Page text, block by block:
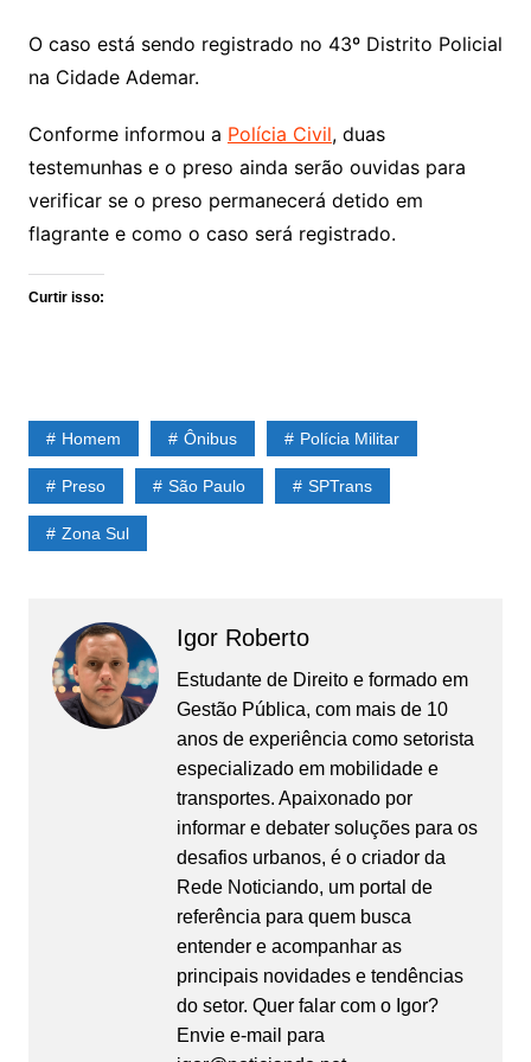
O caso está sendo registrado no 43º Distrito Policial
na Cidade Ademar.
Conforme informou a Polícia Civil, duas
testemunhas e o preso ainda serão ouvidas para
verificar se o preso permanecerá detido em
flagrante e como o caso será registrado.
Curtir isso:
Homem Ônibus Polícia Militar
Preso São Paulo SPTrans
Zona Sul
Igor Roberto
Estudante de Direito e formado em
Gestão Pública, com mais de 10
anos de experiência como setorista
especializado em mobilidade e
transportes. Apaixonado por
informar e debater soluções para os
desafios urbanos, é o criador da
Rede Noticiando, um portal de
referência para quem busca
entender e acompanhar as
principais novidades e tendências
do setor. Quer falar com o Igor?
Envie e-mail para